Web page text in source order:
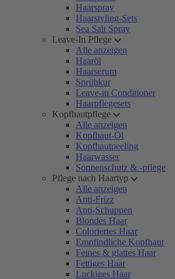
Haarspray
Haarstyling-Sets
Sea Salt Spray
Leave-In Pflege
Alle anzeigen
Haaröl
Haarserum
Sprühkur
Leave-in Conditioner
Haarpflegesets
Kopfhautpflege
Alle anzeigen
Kopfhaut-Öl
Kopfhautpeeling
Haarwasser
Sonnenschutz & -pflege
Pflege nach Haartyp
Alle anzeigen
Anti-Frizz
Anti-Schuppen
Blondes Haar
Coloriertes Haar
Empfindliche Kopfhaut
Feines & glattes Haar
Fettiges Haar
Lockiges Haar